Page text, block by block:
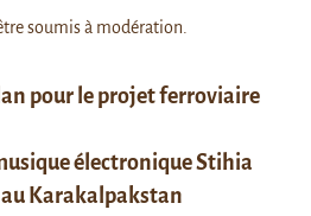
pour le projet ferroviaire
électronique Stihia
au Karakalpakstan
soumis à modération.